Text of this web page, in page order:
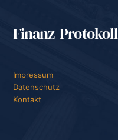
Finanz-Protokoll
Impressum
Datenschutz
Kontakt